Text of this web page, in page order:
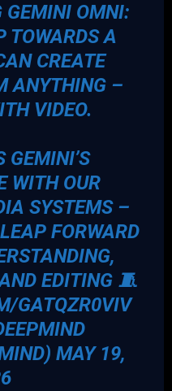
GEMINI OMNI:
TOWARDS A
CREATE
ANYTHING –
VIDEO.
GEMINI’S
WITH OUR
SYSTEMS –
FORWARD
EDITING 🧵
GATQZR0VIV
MAY 19,